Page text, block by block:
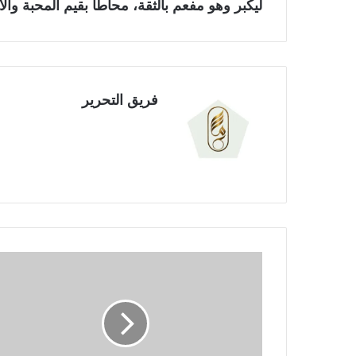
ليكبر وهو مفعم بالثقة، محاطًا بقيم المحبة
فريق التحرير